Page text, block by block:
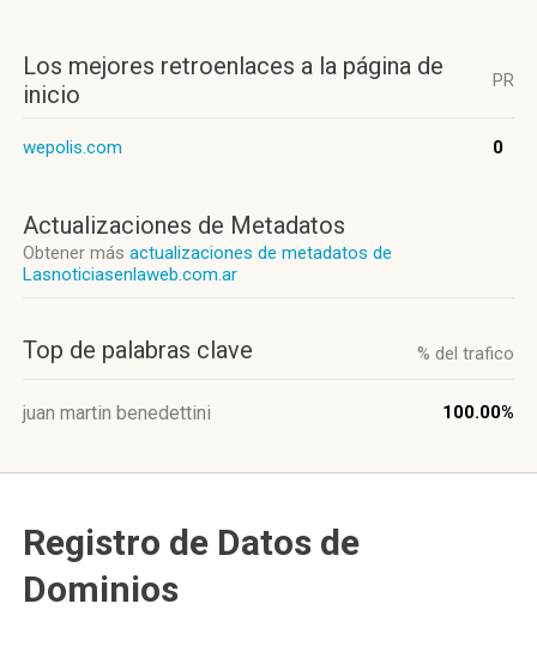
Los mejores retroenlaces a la página de
inicio
PR
wepolis.com 0
Actualizaciones de Metadatos
Obtener más actualizaciones de metadatos de
Lasnoticiasenlaweb.com.ar
Top de palabras clave % del trafico
juan martin benedettini 100.00%
Registro de Datos de
Dominios